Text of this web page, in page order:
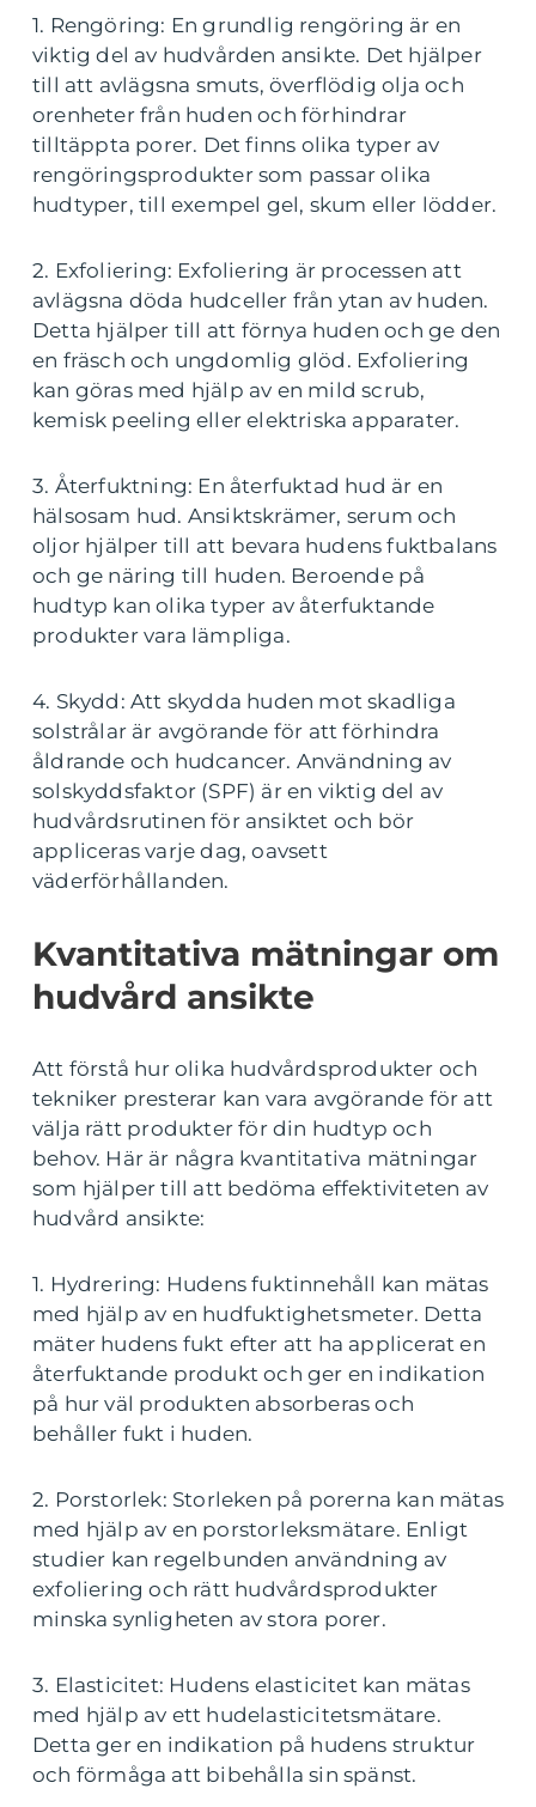
1. Rengöring: En grundlig rengöring är en
viktig del av hudvården ansikte. Det hjälper
till att avlägsna smuts, överflödig olja och
orenheter från huden och förhindrar
tilltäppta porer. Det finns olika typer av
rengöringsprodukter som passar olika
hudtyper, till exempel gel, skum eller lödder.
2. Exfoliering: Exfoliering är processen att
avlägsna döda hudceller från ytan av huden.
Detta hjälper till att förnya huden och ge den
en fräsch och ungdomlig glöd. Exfoliering
kan göras med hjälp av en mild scrub,
kemisk peeling eller elektriska apparater.
3. Återfuktning: En återfuktad hud är en
hälsosam hud. Ansiktskrämer, serum och
oljor hjälper till att bevara hudens fuktbalans
och ge näring till huden. Beroende på
hudtyp kan olika typer av återfuktande
produkter vara lämpliga.
4. Skydd: Att skydda huden mot skadliga
solstrålar är avgörande för att förhindra
åldrande och hudcancer. Användning av
solskyddsfaktor (SPF) är en viktig del av
hudvårdsrutinen för ansiktet och bör
appliceras varje dag, oavsett
väderförhållanden.
Kvantitativa mätningar om
hudvård ansikte
Att förstå hur olika hudvårdsprodukter och
tekniker presterar kan vara avgörande för att
välja rätt produkter för din hudtyp och
behov. Här är några kvantitativa mätningar
som hjälper till att bedöma effektiviteten av
hudvård ansikte:
1. Hydrering: Hudens fuktinnehåll kan mätas
med hjälp av en hudfuktighetsmeter. Detta
mäter hudens fukt efter att ha applicerat en
återfuktande produkt och ger en indikation
på hur väl produkten absorberas och
behåller fukt i huden.
2. Porstorlek: Storleken på porerna kan mätas
med hjälp av en porstorleksmätare. Enligt
studier kan regelbunden användning av
exfoliering och rätt hudvårdsprodukter
minska synligheten av stora porer.
3. Elasticitet: Hudens elasticitet kan mätas
med hjälp av ett hudelasticitetsmätare.
Detta ger en indikation på hudens struktur
och förmåga att bibehålla sin spänst.